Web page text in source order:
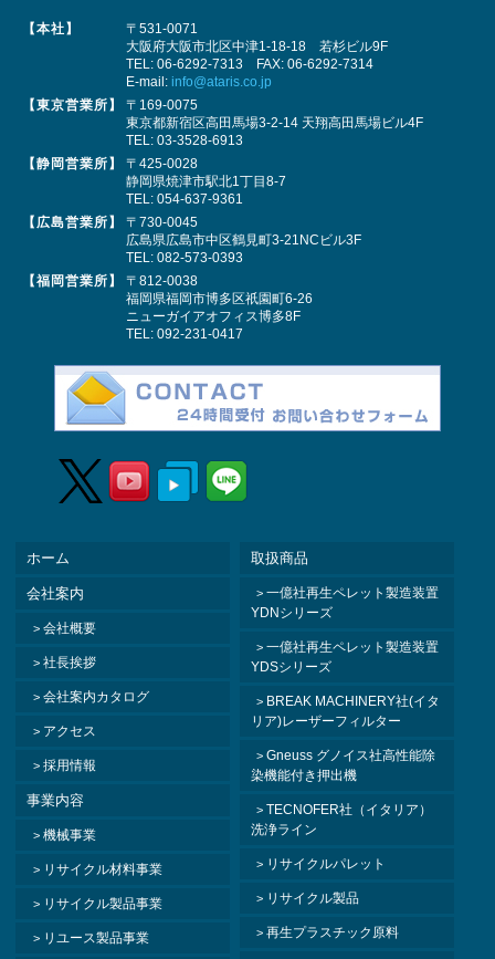
【本社】
〒531-0071
大阪府大阪市北区中津1-18-18 若杉ビル9F
TEL: 06-6292-7313 FAX: 06-6292-7314
E-mail: info@ataris.co.jp
【東京営業所】
〒169-0075
東京都新宿区高田馬場3-2-14 天翔高田馬場ビル4F
TEL: 03-3528-6913
【静岡営業所】
〒425-0028
静岡県焼津市駅北1丁目8-7
TEL: 054-637-9361
【広島営業所】
〒730-0045
広島県広島市中区鶴見町3-21NCビル3F
TEL: 082-573-0393
【福岡営業所】
〒812-0038
福岡県福岡市博多区祇園町6-26
ニューガイアオフィス博多8F
TEL: 092-231-0417
ホーム
会社案内
会社概要
社長挨拶
会社案内カタログ
アクセス
採用情報
事業内容
機械事業
リサイクル材料事業
リサイクル製品事業
リユース製品事業
取扱商品
一億社再生ペレット製造装置
YDNシリーズ
一億社再生ペレット製造装置
YDSシリーズ
BREAK MACHINERY社(イタ
リア)レーザーフィルター
Gneuss グノイス社高性能除
染機能付き押出機
TECNOFER社（イタリア）
洗浄ライン
リサイクルパレット
リサイクル製品
再生プラスチック原料